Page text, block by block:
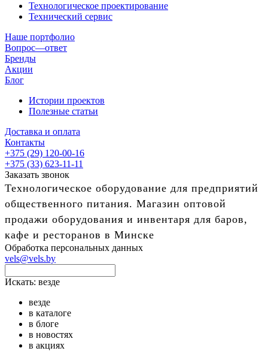
Технологическое проектирование
Технический сервис
Наше портфолио
Вопрос—ответ
Бренды
Акции
Блог
Истории проектов
Полезные статьи
Доставка и оплата
Контакты
+375 (29) 120-00-16
+375 (33) 623-11-11
Заказать звонок
Технологическое оборудование для предприятий
общественного питания. Магазин оптовой
продажи оборудования и инвентаря для баров,
кафе и ресторанов в Минске
Обработка персональных данных
vels@vels.by
Искать: везде
везде
в каталоге
в блоге
в новостях
в акциях